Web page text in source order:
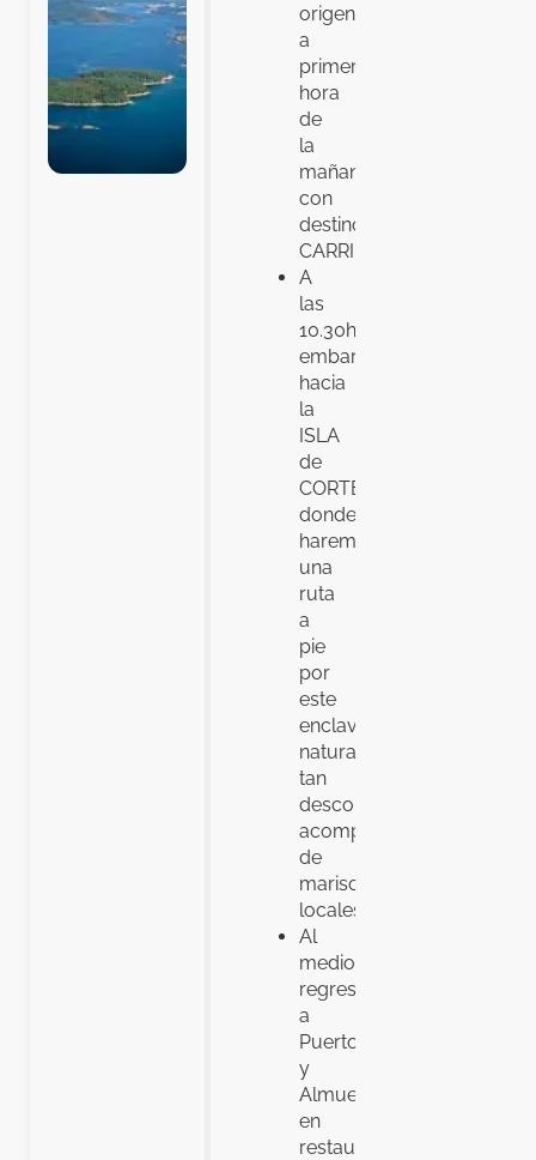
origen
a
primera
hora
de
la
mañana
con
destino
CARRIL.
A
las
10.30h
embarcaremos
hacia
la
ISLA
de
CORTEGADA,
donde
haremos
una
ruta
a
pie
por
este
enclave
natural
tan
desconocido
acompañados
de
mariscadoras
locales
Al
mediodía,
regreso
a
Puerto
y
Almuerzo
en
restaurante